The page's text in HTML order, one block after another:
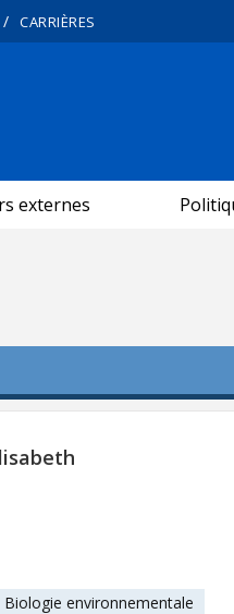
/ CARRIÈRES
externes
Biologie environnementale